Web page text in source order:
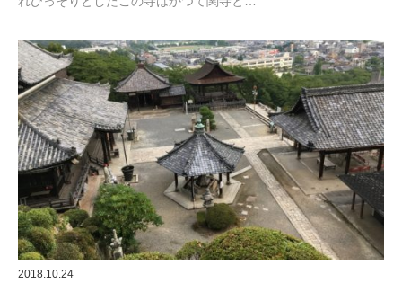
2018.10.24